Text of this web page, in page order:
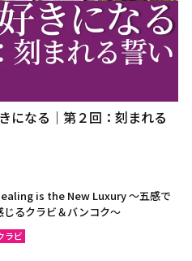
になる｜第２回：刻まれる
is the New Luxury ～五感で
じるクラビ＆バンコク～
ラビ